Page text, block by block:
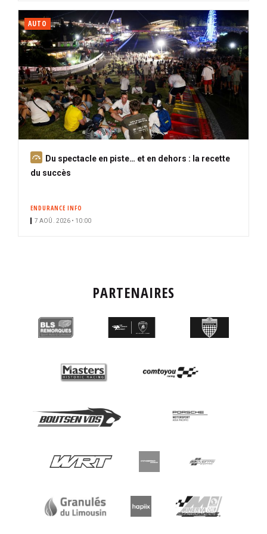
AUTO
A
b
Du spectacle en piste… et en dehors : la recette
du succès
ENDURANCE INFO
7 AOÛ. 2026 • 10:00
PARTENAIRES